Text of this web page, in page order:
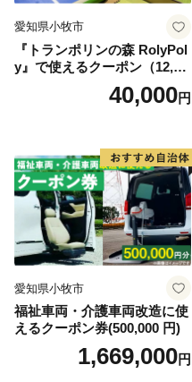
愛知県小牧市
『トランポリンの森 RolyPol
y』で使えるクーポン（12,00
40,000円
愛知県小牧市
福祉車両・介護車両改造に使
えるクーポン券(500,000 円)
1,669,000円